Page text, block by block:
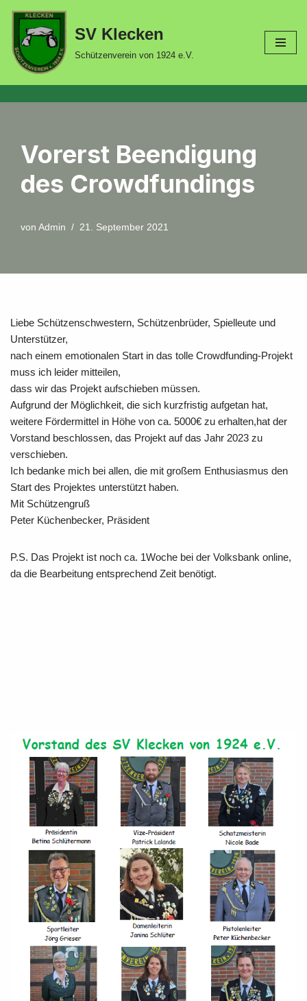
Zum
Inhalt
springen
SV Klecken
Schützenverein von 1924 e.V.
Vorerst Beendigung
des Crowdfundings
von Admin 21. September 2021
Liebe Schützenschwestern, Schützenbrüder, Spielleute und
Unterstützer,
nach einem emotionalen Start in das tolle Crowdfunding-Projekt
muss ich leider mitteilen,
dass wir das Projekt aufschieben müssen.
Aufgrund der Möglichkeit, die sich kurzfristig aufgetan hat,
weitere Fördermittel in Höhe von ca. 5000€ zu erhalten,hat der
Vorstand beschlossen, das Projekt auf das Jahr 2023 zu
verschieben.
Ich bedanke mich bei allen, die mit großem Enthusiasmus den
Start des Projektes unterstützt haben.
Mit Schützengruß
Peter Küchenbecker, Präsident
P.S. Das Projekt ist noch ca. 1Woche bei der Volksbank online,
da die Bearbeitung entsprechend Zeit benötigt.